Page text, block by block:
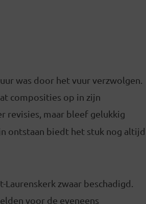
was door het vuur verzwolgen.
composities op in zijn
revisies, maar bleef gelukkig
ontstaan biedt het stuk nog altijd
zwaar beschadigd.
voor de eveneens